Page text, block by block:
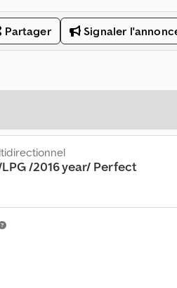
Partager Signaler
/2016 year/ Perfect